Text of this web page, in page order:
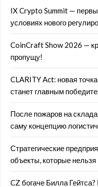
IX Crypto Summit —
условиях нового
CoinCraft Show 2026 —
пропущу!
CLARITY Act: новая
станет главным
После пожаров на
саму концепцию
Стратегические
объекты, которые нельзя
CZ богаче Билла